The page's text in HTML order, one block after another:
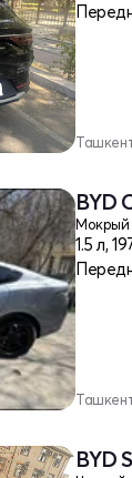
BYD
Мокрый
1.5 л,
BYD